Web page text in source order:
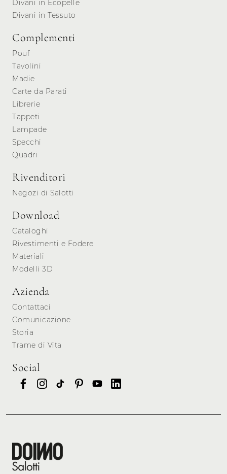
Divani in Ecopelle
Divani in Tessuto
Complementi
Pouf
Tavolini
Madie
Carte da Parati
Librerie
Tappeti
Lampade
Specchi
Quadri
Rivenditori
Negozi di Salotti
Download
Cataloghi
Rivestimenti e Fodere
Materiali
Modelli 3D
Azienda
Contattaci
Comunicazione
Storia
Trame di Vita
Social